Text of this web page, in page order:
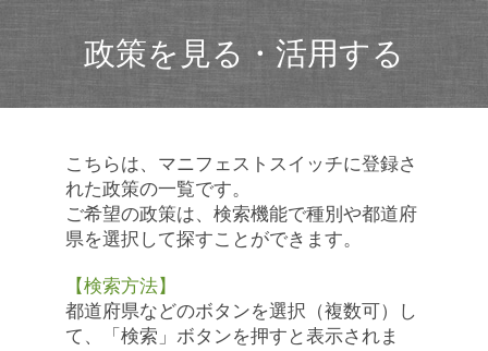
政策を見る・活用する
こちらは、マニフェストスイッチに登録さ
れた政策の一覧です。
ご希望の政策は、検索機能で種別や都道府
県を選択して探すことができます。
【検索方法】
都道府県などのボタンを選択（複数可）し
て、「検索」ボタンを押すと表示されま